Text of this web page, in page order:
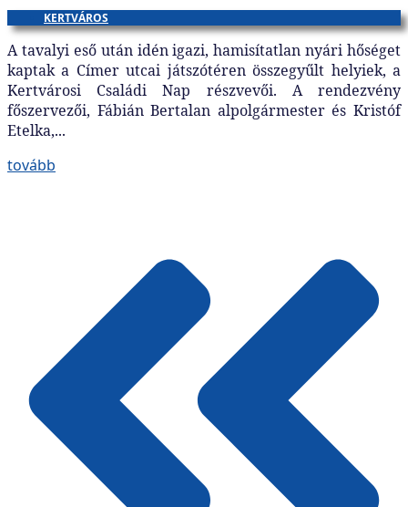
KERTVÁROS
A tavalyi eső után idén igazi, hamisítatlan nyári hőséget
kaptak a Címer utcai játszótéren összegyűlt helyiek, a
Kertvárosi Családi Nap részvevői. A rendezvény
főszervezői, Fábián Bertalan alpolgármester és Kristóf
Etelka,...
tovább